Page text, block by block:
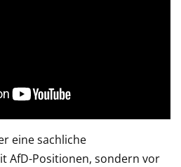
eine sachliche
AfD-Positionen, sondern vor